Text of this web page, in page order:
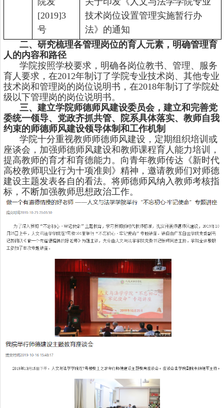
[2019]3
号
技术岗位设置管理实施暂行办
法》的通知
二、研究梳理各管理岗位的育人元素，明确管理育
人的内容和路径
学院按照学校要求，明确各岗位教书、管理、服务
育人要求，在2012年制订了学院专业技术岗、其他专业
技术岗和管理岗的岗位说明书，在2018年制订了学院处
级以下管理岗的岗位说明书。
三、建立学院师德师风建设委员会，建立和完善党
委统一领导、党政齐抓共管、院系具体落实、教师自我
约束的师德师风建设领导体制和工作机制
学院十分重视教师师德师风建设，定期组织培训或
座谈会，加强师德师风建设和教师课程育人能力培训，
提高教师的育才和育德能力。向青年教师传达《新时代
高校教师职业行为十项准则》精神，邀请教师们对师德
建设主题发表各自的看法。将师德师风纳入教师考核指
标，不断加强教师思想政治工作。